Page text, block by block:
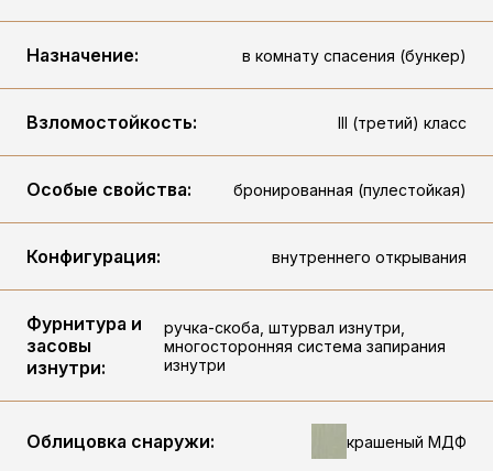
Назначение: в комнату спасения (бункер)
Взломостойкость: III (третий) класс
Особые свойства: бронированная (пулестойкая)
Конфигурация: внутреннего открывания
Фурнитура и
засовы
изнутри:
ручка-скоба, штурвал изнутри,
многосторонняя система запирания
изнутри
Облицовка снаружи: крашеный МДФ